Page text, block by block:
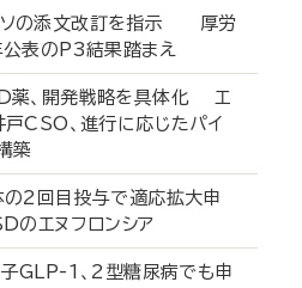
ソの添文改訂を指示 厚労
表のP3結果踏まえ
薬、開発戦略を具体化 エ
戸CSO、進行に応じたパイ
築
の2回目投与で適応拡大申
エヌフロンシア
GLP-1、2型糖尿病でも申